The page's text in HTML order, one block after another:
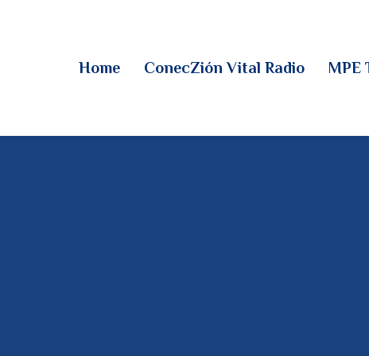
Home ConecZión Vital Radio MPE
CONECZIÓN VITAL
MPE TV